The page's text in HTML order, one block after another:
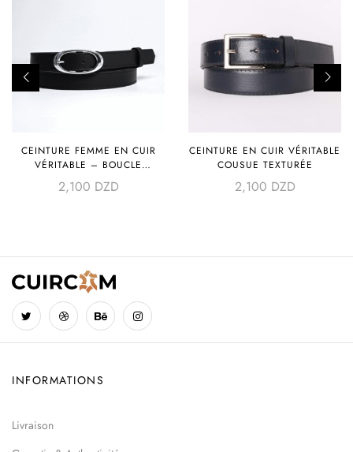
CEINTURE FEMME EN CUIR
VÉRITABLE – BOUCLE
ARGENTÉE
2,100 DZD
CEINTURE EN CUIR VÉRITABLE
COUSUE TEXTURÉE
2,100 DZD
INFORMATIONS
Livraison